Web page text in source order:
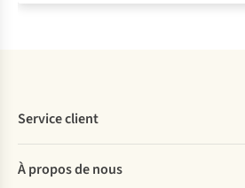
Service client
Commander
À propos de nous